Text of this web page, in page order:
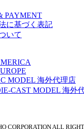
PAYMENT
に基づく表記
いて
MODEL 海外代理店
CAST MODEL 海外
CORPORATION ALL